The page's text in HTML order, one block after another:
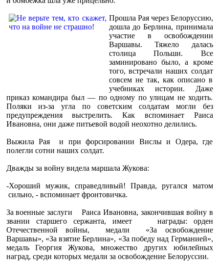
Прошла Рая через Белоруссию,
дошла до Берлина, принимала
участие в освобождении
Варшавы. Тяжело далась
столица Польши. Все
заминировано было, а кроме
того, встречали наших солдат
совсем не так, как описано в
учебниках истории. Даже
приказ командира был — по одному по улицам не ходить.
Поляки из-за угла по советским солдатам могли без
предупреждения выстрелить. Как вспоминает Раиса
Ивановна, они даже питьевой водой неохотно делились.
Выжила Рая и при форсировании Вислы и Одера, где
полегли сотни наших солдат.
Дважды за войну видела маршала Жукова:
-Хороший мужик, справедливый! Правда, ругался матом
сильно, - вспоминает фронтовичка.
За военные заслуги Раиса Ивановна, закончившая войну в
звании старшего сержанта, имеет награды: орден
Отечественной войны, медали «За освобождение
Варшавы», «За взятие Берлина», «За победу над Германией»,
медаль Георгия Жукова, множество других юбилейных
наград, среди которых медали за освобождение Белоруссии.